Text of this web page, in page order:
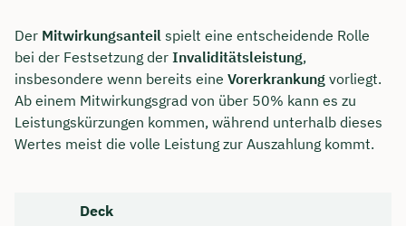
Der Mitwirkungsanteil spielt eine entscheidende Rolle
bei der Festsetzung der Invaliditätsleistung,
insbesondere wenn bereits eine Vorerkrankung vorliegt.
Ab einem Mitwirkungsgrad von über 50% kann es zu
Leistungskürzungen kommen, während unterhalb dieses
Wertes meist die volle Leistung zur Auszahlung kommt.
Deck